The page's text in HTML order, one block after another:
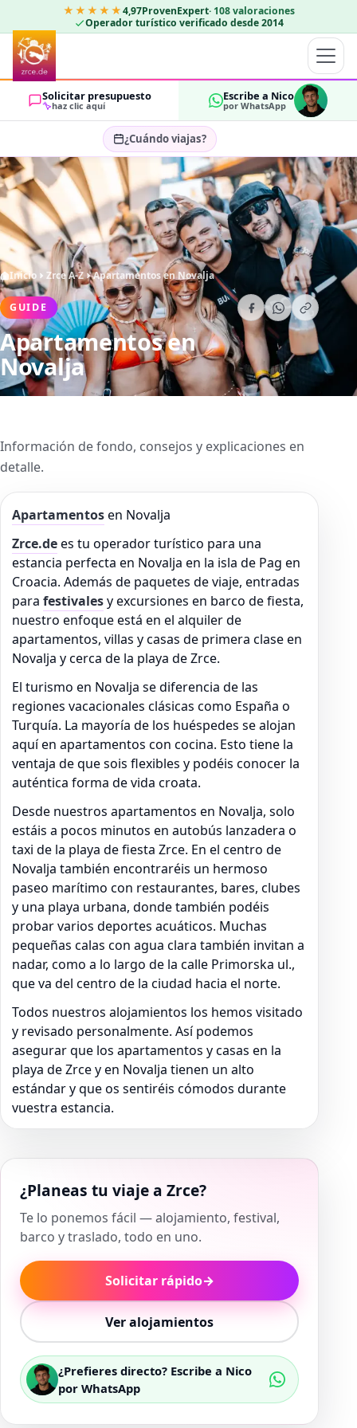
★★★★★4,97ProvenExpert· 108 valoraciones
Operador turístico verificado desde 2014
Solicitar presupuesto
haz clic aquí
Escribe a Nico
por WhatsApp
¿Cuándo viajas?
Seleccionar fechas…
HUÉSPEDES
2 OK
Inicio Zrce A-Z Apartamentos en Novalja
GUIDE
Apartamentos en
Novalja
Información de fondo, consejos y explicaciones en
detalle.
Apartamentosen Novalja
Zrce.dees tu operador turístico para una
estancia perfecta en Novalja en la isla de Pag en
Croacia. Además de paquetes de viaje, entradas
para festivalesy excursiones en barco de fiesta,
nuestro enfoque está en el alquiler de
apartamentos, villas y casas de primera clase en
Novalja y cerca de la playa de Zrce.
El turismo en Novalja se diferencia de las
regiones vacacionales clásicas como España o
Turquía. La mayoría de los huéspedes se alojan
aquí en apartamentos con cocina. Esto tiene la
ventaja de que sois flexibles y podéis conocer la
auténtica forma de vida croata.
Desde nuestros apartamentos en Novalja, solo
estáis a pocos minutos en autobús lanzadera o
taxi de la playa de fiesta Zrce. En el centro de
Novalja también encontraréis un hermoso
paseo marítimo con restaurantes, bares, clubes
y una playa urbana, donde también podéis
probar varios deportes acuáticos. Muchas
pequeñas calas con agua clara también invitan a
nadar, como a lo largo de la calle Primorska ul.,
que va del centro de la ciudad hacia el norte.
Todos nuestros alojamientos los hemos visitado
y revisado personalmente. Así podemos
asegurar que los apartamentos y casas en la
playa de Zrce y en Novalja tienen un alto
estándar y que os sentiréis cómodos durante
vuestra estancia.
¿Planeas tu viaje a Zrce?
Te lo ponemos fácil — alojamiento, festival,
barco y traslado, todo en uno.
Solicitar rápido→
Ver alojamientos
¿Prefieres directo? Escribe a Nico
por WhatsApp